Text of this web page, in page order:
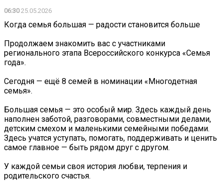
06:3025.05.2026
Когда семья большая — радости становится больше
Продолжаем знакомить вас с участниками
регионального этапа Всероссийского конкурса «Семья
года».
Сегодня — ещё 8 семей в номинации «Многодетная
семья».
Большая семья — это особый мир. Здесь каждый день
наполнен заботой, разговорами, совместными делами,
детским смехом и маленькими семейными победами.
Здесь учатся уступать, помогать, поддерживать и ценить
самое главное — быть рядом друг с другом.
У каждой семьи своя история любви, терпения и
родительского счастья.